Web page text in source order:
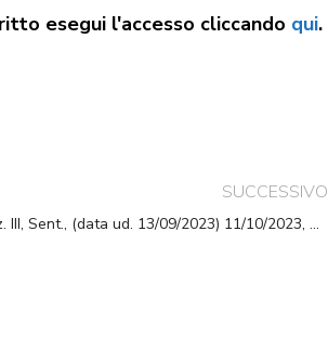
esegui l'accesso cliccando qui.
SUCCESSIVO
Cass. civ., Sez. III, Sent., (data ud. 13/09/2023) 11/10/2023, n. 28425